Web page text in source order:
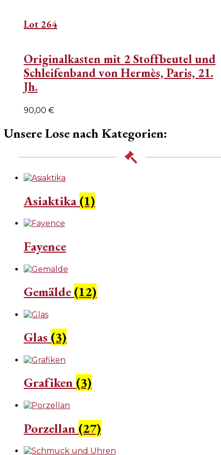
Lot 264
Originalkasten mit 2 Stoffbeutel und
Schleifenband von Hermès, Paris, 21.
Jh.
90,00 €
Unsere Lose nach Kategorien:
Asiaktika (1)
Fayence
Gemälde (12)
Glas (3)
Grafiken (3)
Porzellan (27)